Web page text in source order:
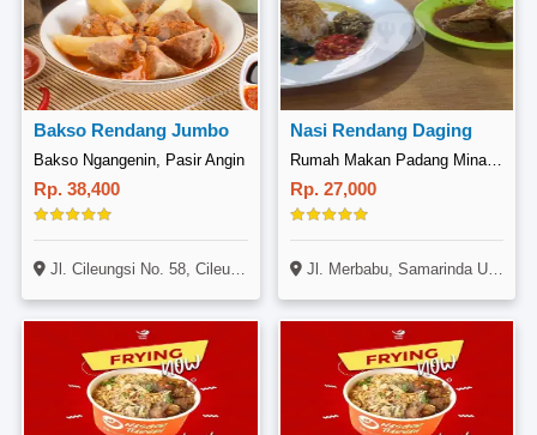
Bakso Rendang Jumbo
Bakso Ngangenin, Pasir Angin
Rp. 38,400
Jl. Cileungsi No. 58, Cileungsi, Bogor
Nasi Rendang Daging
Rumah Makan Padang Minang Raya 2, Merbabu
Rp. 27,000
Jl. Merbabu, Samarinda Ulu, Samarinda